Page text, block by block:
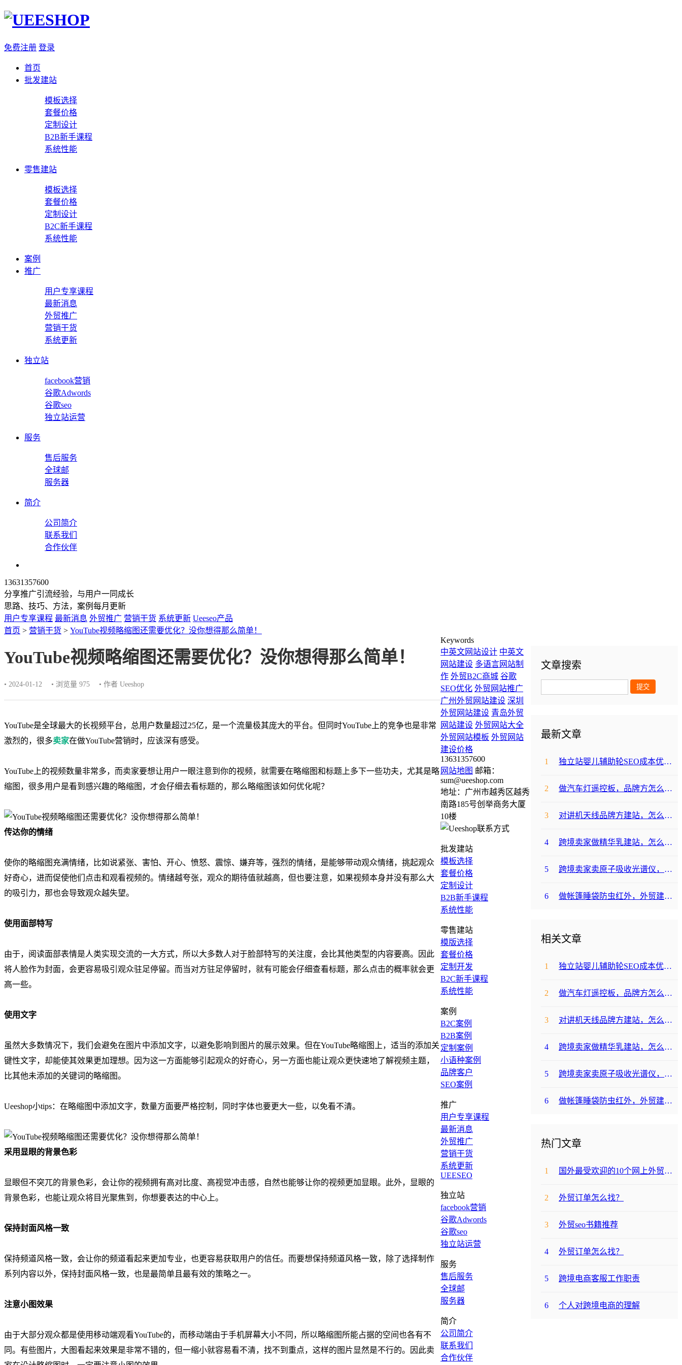
免费注册 登录
首页
批发建站
模板选择
套餐价格
定制设计
B2B新手课程
系统性能
零售建站
模板选择
套餐价格
定制设计
B2C新手课程
系统性能
案例
推广
用户专享课程
最新消息
外贸推广
营销干货
系统更新
独立站
facebook营销
谷歌Adwords
谷歌seo
独立站运营
服务
售后服务
全球邮
服务器
简介
公司简介
联系我们
合作伙伴
13631357600
分享推广引流经验，与用户一同成长
思路、技巧、方法，案例每月更新
用户专享课程 最新消息 外贸推广 营销干货 系统更新 Ueeseo产品
首页 > 营销干货 > YouTube视频略缩图还需要优化？没你想得那么简单！
YouTube视频略缩图还需要优化？没你想得那么简单！
• 2024-01-12 • 浏览量 975 • 作者 Ueeshop
YouTube是全球最大的长视频平台，总用户数量超过25亿，是一个流量极其庞大的平台。但同时YouTube上的竞争也是非常
激烈的，很多卖家在做YouTube营销时，应该深有感受。
YouTube上的视频数量非常多，而卖家要想让用户一眼注意到你的视频，就需要在略缩图和标题上多下一些功夫，尤其是略
缩图，很多用户是看到感兴趣的略缩图，才会仔细去看标题的，那么略缩图该如何优化呢？
传达你的情绪
使你的略缩图充满情绪，比如说紧张、害怕、开心、愤怒、震惊、嫌弃等，强烈的情绪，是能够带动观众情绪，挑起观众
好奇心，进而促使他们点击和观看视频的。情绪越夸张，观众的期待值就越高，但也要注意，如果视频本身并没有那么大
的吸引力，那也会导致观众越失望。
使用面部特写
由于，阅读面部表情是人类实现交流的一大方式，所以大多数人对于脸部特写的关注度，会比其他类型的内容要高。因此
将人脸作为封面，会更容易吸引观众驻足停留。而当对方驻足停留时，就有可能会仔细查看标题，那么点击的概率就会更
高一些。
使用文字
虽然大多数情况下，我们会避免在图片中添加文字，以避免影响到图片的展示效果。但在YouTube略缩图上，适当的添加关
键性文字，却能使其效果更加理想。因为这一方面能够引起观众的好奇心，另一方面也能让观众更快速地了解视频主题，
比其他未添加的关键词的略缩图。
Ueeshop小tips：在略缩图中添加文字，数量方面要严格控制，同时字体也要更大一些，以免看不清。
采用显眼的背景色彩
显眼但不突兀的背景色彩，会让你的视频拥有高对比度、高视觉冲击感，自然也能够让你的视频更加显眼。此外，显眼的
背景色彩，也能让观众将目光聚焦到，你想要表达的中心上。
保持封面风格一致
保持频道风格一致，会让你的频道看起来更加专业，也更容易获取用户的信任。而要想保持频道风格一致，除了选择制作
系列内容以外，保持封面风格一致，也是最简单且最有效的策略之一。
注意小图效果
由于大部分观众都是使用移动端观看YouTube的，而移动端由于手机屏幕大小不同，所以略缩图所能占据的空间也各有不
同。有些图片，大图看起来效果是非常不错的，但一缩小就容易看不清，找不到重点，这样的图片显然是不行的。因此卖
文章搜索
最新文章
1 独立站婴儿辅助轮SEO成本优化咋避坑？
2 做汽车灯遥控板，品牌方怎么选平台避坑？
3 对讲机天线品牌方建站，怎么降低成本啊？
4 跨境卖家做精华乳建站，怎么选合适提升转化？
5 跨境卖家卖原子吸收光谱仪，选哪个建站平台合适？
6 做帐篷睡袋防虫红外，外贸建站平台哪个合适？
相关文章
1 独立站婴儿辅助轮SEO成本优化咋避坑？
2 做汽车灯遥控板，品牌方怎么选平台避坑？
3 对讲机天线品牌方建站，怎么降低成本啊？
4 跨境卖家做精华乳建站，怎么选合适提升转化？
5 跨境卖家卖原子吸收光谱仪，选哪个建站平台合适？
6 做帐篷睡袋防虫红外，外贸建站平台哪个合适？
热门文章
1 国外最受欢迎的10个网上外贸购物网站
2 外贸订单怎么找？
3 外贸seo书籍推荐
4 外贸订单怎么找？
5 跨境电商客服工作职责
6 个人对跨境电商的理解
Keywords
中英文网站设计 中英文
网站建设 多语言网站制
作 外贸B2C商城 谷歌
SEO优化 外贸网站推广
广州外贸网站建设 深圳
外贸网站建设 青岛外贸
网站建设 外贸网站大全
外贸网站模板 外贸网站
建设价格
13631357600
网站地图 邮箱：
sum@ueeshop.com
地址：广州市越秀区越秀
南路185号创举商务大厦
10楼
批发建站
模板选择
套餐价格
定制设计
B2B新手课程
系统性能
零售建站
模版选择
套餐价格
定制开发
B2C新手课程
系统性能
案例
B2C案例
B2B案例
定制案例
小语种案例
品牌客户
SEO案例
推广
用户专享课程
最新消息
外贸推广
营销干货
系统更新
UEESEO
独立站
facebook营销
谷歌Adwords
谷歌seo
独立站运营
服务
售后服务
全球邮
服务器
简介
公司简介
联系我们
合作伙伴